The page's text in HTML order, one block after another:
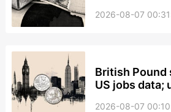
2026-08-07
British
US jobs data;
2026-08-07